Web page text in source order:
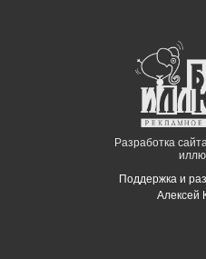
Разработка
Поддержка и
Алексей